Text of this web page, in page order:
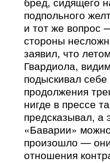
подпольного
и тот же вопрос
стороны
заявил, что
Гвардиола,
подыскивал
продолжения
нигде в прессе
предсказывал, а
«Баварии»
произошло —
отношения